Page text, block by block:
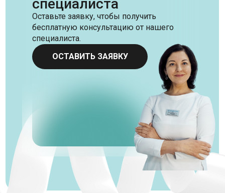
специалиста
Оставьте заявку, чтобы получить
бесплатную консультацию от нашего
специалиста.
ОСТАВИТЬ ЗАЯВКУ